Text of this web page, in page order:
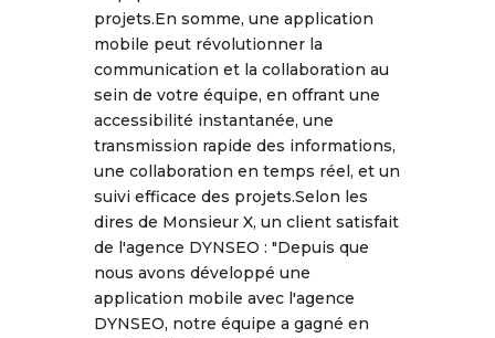
projets.En somme, une application
mobile peut révolutionner la
communication et la collaboration au
sein de votre équipe, en offrant une
accessibilité instantanée, une
transmission rapide des informations,
une collaboration en temps réel, et un
suivi efficace des projets.Selon les
dires de Monsieur X, un client satisfait
de l'agence DYNSEO : "Depuis que
nous avons développé une
application mobile avec l'agence
DYNSEO, notre équipe a gagné en